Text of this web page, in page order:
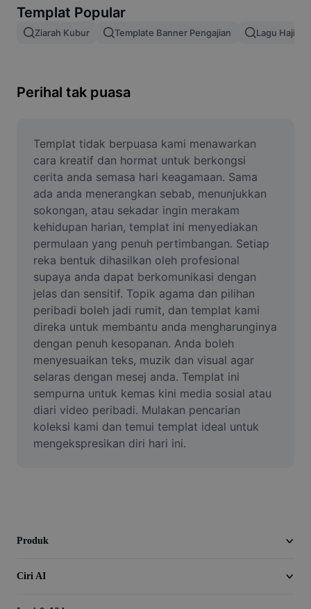
Gabungan imej
Ubah Saiz Imej
Penjana Meme
AI Text Remover
AI People Remover
AI Inpainting
Face Cutout
Video
Alih keluar latar video
Pertingkat kualiti
Editor Video
Pangkas Video
Tambahkan Sari Kata pada Video
Templat Popular
Ziarah Kubur Template Banner Pengajian Lagu Haji
Perihal tak puasa
Templat tidak berpuasa kami menawarkan
cara kreatif dan hormat untuk berkongsi
cerita anda semasa hari keagamaan. Sama
ada anda menerangkan sebab, menunjukkan
sokongan, atau sekadar ingin merakam
kehidupan harian, templat ini menyediakan
permulaan yang penuh pertimbangan. Setiap
reka bentuk dihasilkan oleh profesional
supaya anda dapat berkomunikasi dengan
jelas dan sensitif. Topik agama dan pilihan
peribadi boleh jadi rumit, dan templat kami
direka untuk membantu anda mengharunginya
dengan penuh kesopanan. Anda boleh
menyesuaikan teks, muzik dan visual agar
selaras dengan mesej anda. Templat ini
sempurna untuk kemas kini media sosial atau
diari video peribadi. Mulakan pencarian
koleksi kami dan temui templat ideal untuk
mengekspresikan diri hari ini.
Produk
Ciri AI